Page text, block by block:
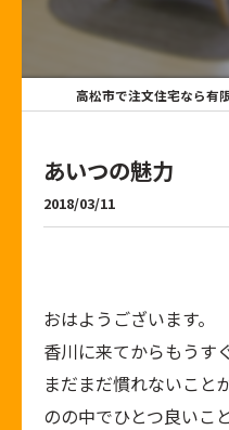
あいつの魅力
2018/03/11
おはようございます。
香川に来てからもうす
まだまだ慣れないこと
のの中でひとつ良いこ